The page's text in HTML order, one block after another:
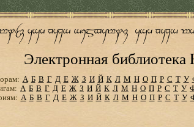
Электронная
А Б В Г Д Е Ж З И Й К Л М Н О П Р С Т У
А Б В Г Д Е Ж З И Й К Л М Н О П Р С Т У
А Б В Г Д Е Ж З И Й К Л М Н О П Р С Т У